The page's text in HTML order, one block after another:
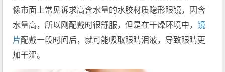
像市面上常见诉求高含水量的水胶材质隐形眼镜，因含
水量高，所以刚配戴时很舒服，但是在干燥环境中，镜
片配戴一段时间后，就可能吸取眼睛泪液，导致眼睛更
加干涩。